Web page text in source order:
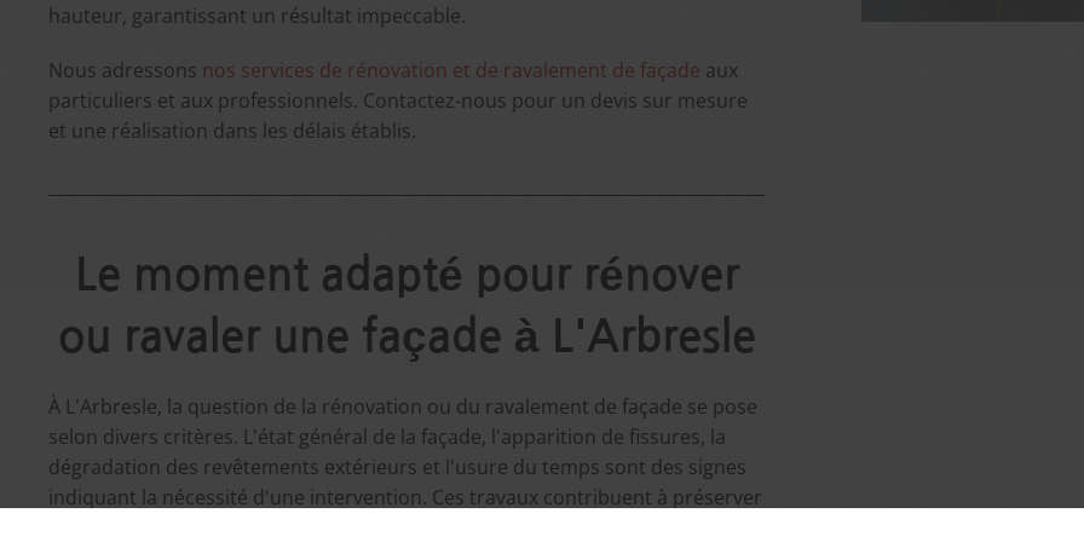
hauteur, garantissant un résultat impeccable.
Nous adressons nos services de rénovation et de ravalement de façade aux
particuliers et aux professionnels. Contactez-nous pour un devis sur mesure
et une réalisation dans les délais établis.
Le moment adapté pour rénover
ou ravaler une façade à L'Arbresle
À L'Arbresle, la question de la rénovation ou du ravalement de façade se pose
selon divers critères. L'état général de la façade, l'apparition de fissures, la
dégradation des revêtements extérieurs et l'usure du temps sont des signes
indiquant la nécessité d'une intervention. Ces travaux contribuent à préserver